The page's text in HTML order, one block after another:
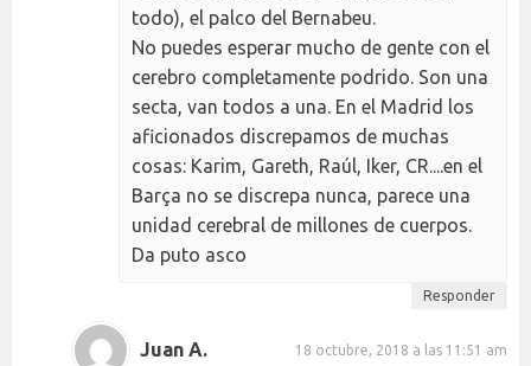
todo), el palco del Bernabeu.
No puedes esperar mucho de gente con el
cerebro completamente podrido. Son una
secta, van todos a una. En el Madrid los
aficionados discrepamos de muchas
cosas: Karim, Gareth, Raúl, Iker, CR....en el
Barça no se discrepa nunca, parece una
unidad cerebral de millones de cuerpos.
Da puto asco
Responder
Juan A. 18 octubre, 2018 a las 11:51 am